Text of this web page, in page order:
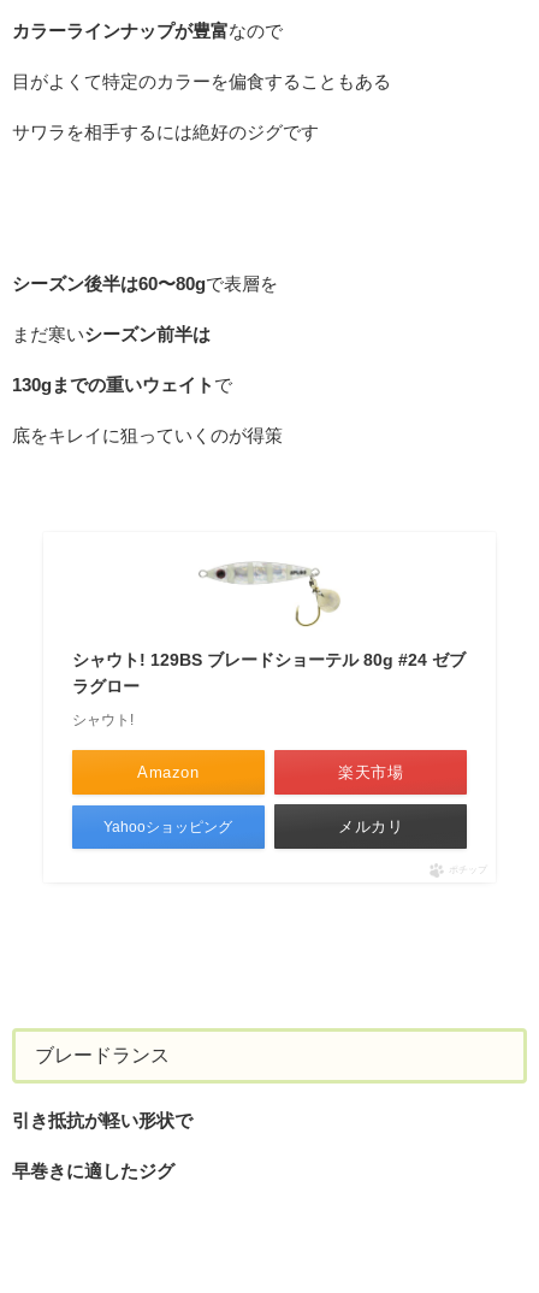
カラーラインナップが豊富なので
目がよくて特定のカラーを偏食することもある
サワラを相手するには絶好のジグです
シーズン後半は60〜80gで表層を
まだ寒いシーズン前半は
130gまでの重いウェイト で
底をキレイに狙っていくのが得策
シャウト! 129BS ブレードショーテル 80g #24 ゼブ
ラグロー
シャウト!
Amazon 楽天市場
Yahooショッピング メルカリ
ポチップ
ブレードランス
引き抵抗が軽い形状で
早巻きに適したジグ